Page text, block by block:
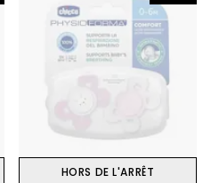
HORS DE L'ARRÊT